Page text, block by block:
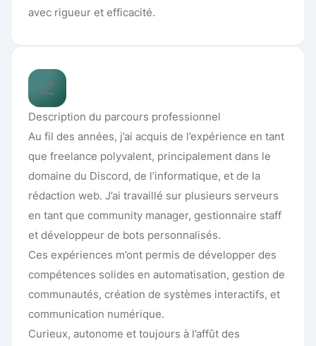
avec rigueur et efficacité.
Description du parcours professionnel
Au fil des années, j’ai acquis de l’expérience en tant
que freelance polyvalent, principalement dans le
domaine du Discord, de l’informatique, et de la
rédaction web. J’ai travaillé sur plusieurs serveurs
en tant que community manager, gestionnaire staff
et développeur de bots personnalisés.
Ces expériences m’ont permis de développer des
compétences solides en automatisation, gestion de
communautés, création de systèmes interactifs, et
communication numérique.
Curieux, autonome et toujours à l’affût des